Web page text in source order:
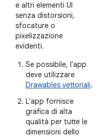
e altri elementi UI
senza distorsioni,
sfocature o
pixelizzazione
evidenti.
Se possibile, l'app
deve utilizzare
Drawables vettoriali.
L'app fornisce
grafica di alta
qualità per tutte le
dimensioni dello